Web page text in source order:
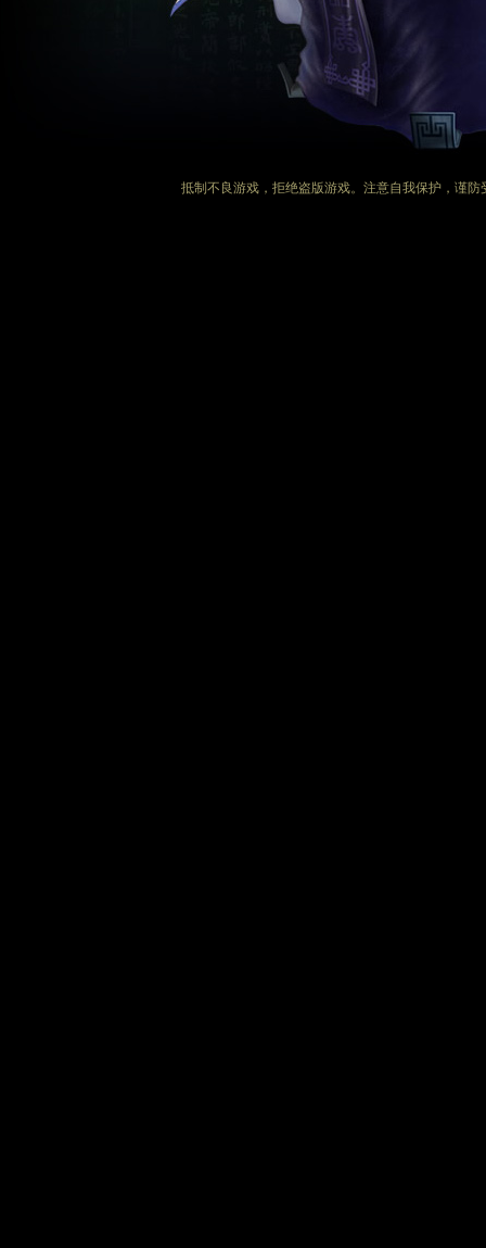
抵制不良游戏，拒绝盗版游戏。注意自我保护，谨